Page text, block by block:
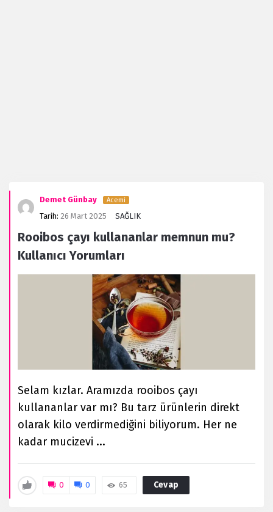
Evanaz.com
Latest
Forum
Demet Günbay Acemi
Tarih: 26 Mart 2025 SAĞLIK
Rooibos çayı kullananlar memnun mu?
Kullanıcı Yorumları
Selam kızlar. Aramızda rooibos çayı
kullananlar var mı? Bu tarz ürünlerin direkt
olarak kilo verdirmediğini biliyorum. Her ne
kadar mucizevi ...
0 0 65 Cevap